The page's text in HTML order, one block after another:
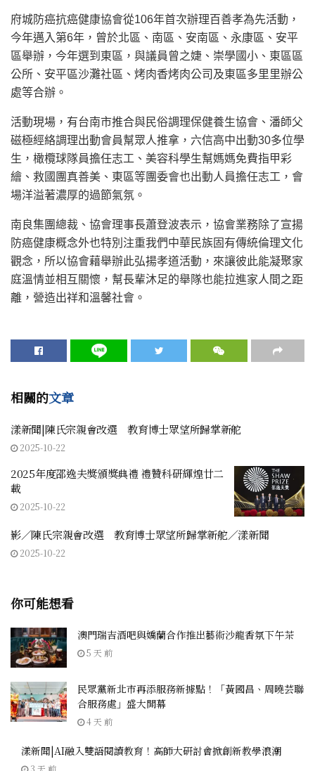
府城防癌抗癌健康協會從106年首次辦理百善孝為先活動，
今年邁入第6年，曾於北區、南區、安南區、永康區、安平
區舉辦，今年選到東區，與議員曾之婕、崇學國小、東區區
公所、安平區沙灘社區、烤肉香烤肉公司及東區多里里辦公
處等合辦。
活動現場，有台南市推合與民俗調理保健養生協會、潘師父
磁極經絡調理出動會員幫眾人推拿，六信高中出動30多位學
生，橄欖球隊員擔任志工、美容科學生幫媽媽免費指甲彩
繪、救國團真善美、東區等團委會也出動人員擔任志工，會
場洋溢著濃厚的過節氣氛。
南良集團總裁、協會理事長蕭登波表示，協會業務除了宣揚
防癌健康概念外也特別注重我們中華民族固有傳統倫理文化
觀念，所以協會藉舉辦此弘揚孝道活動，來讓彼此能凝聚家
庭溫情並相互關懷，幫長輩沐足的舉隊也能拉進家人間之距
離，營造出祥和溫馨社會。
相關的文章
漾新聞|陳氏宗親會改選 教育博士眾望所歸掌新舵
2025-10-22
2025年度邵逸夫獎頒獎典禮 禮贊科研輝煌廿二
載
2025-10-22
影／陳氏宗親會改選 教育博士眾望所歸掌新舵／漾新聞
2025-10-22
你可能想看
澳門瑞吉酒吧與嬌蘭合作推出藝術沙龍香氛下午茶
5 天 前
民眾黨新北市再添服務新據點！「黃國昌、周曉芸聯
合服務處」盛大開幕
4 天 前
漾新聞|AI融入雙語閱讀教育！高師大研討會掀創新教學浪潮
3 天 前